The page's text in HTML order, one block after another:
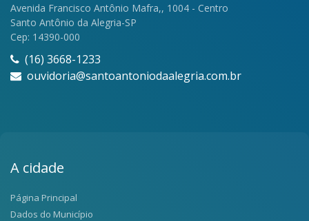
Avenida Francisco Antônio Mafra,, 1004 - Centro
Santo Antônio da Alegria-SP
Cep: 14390-000
(16) 3668-1233
ouvidoria@santoantoniodaalegria.com.br
A cidade
Página Principal
Dados do Município